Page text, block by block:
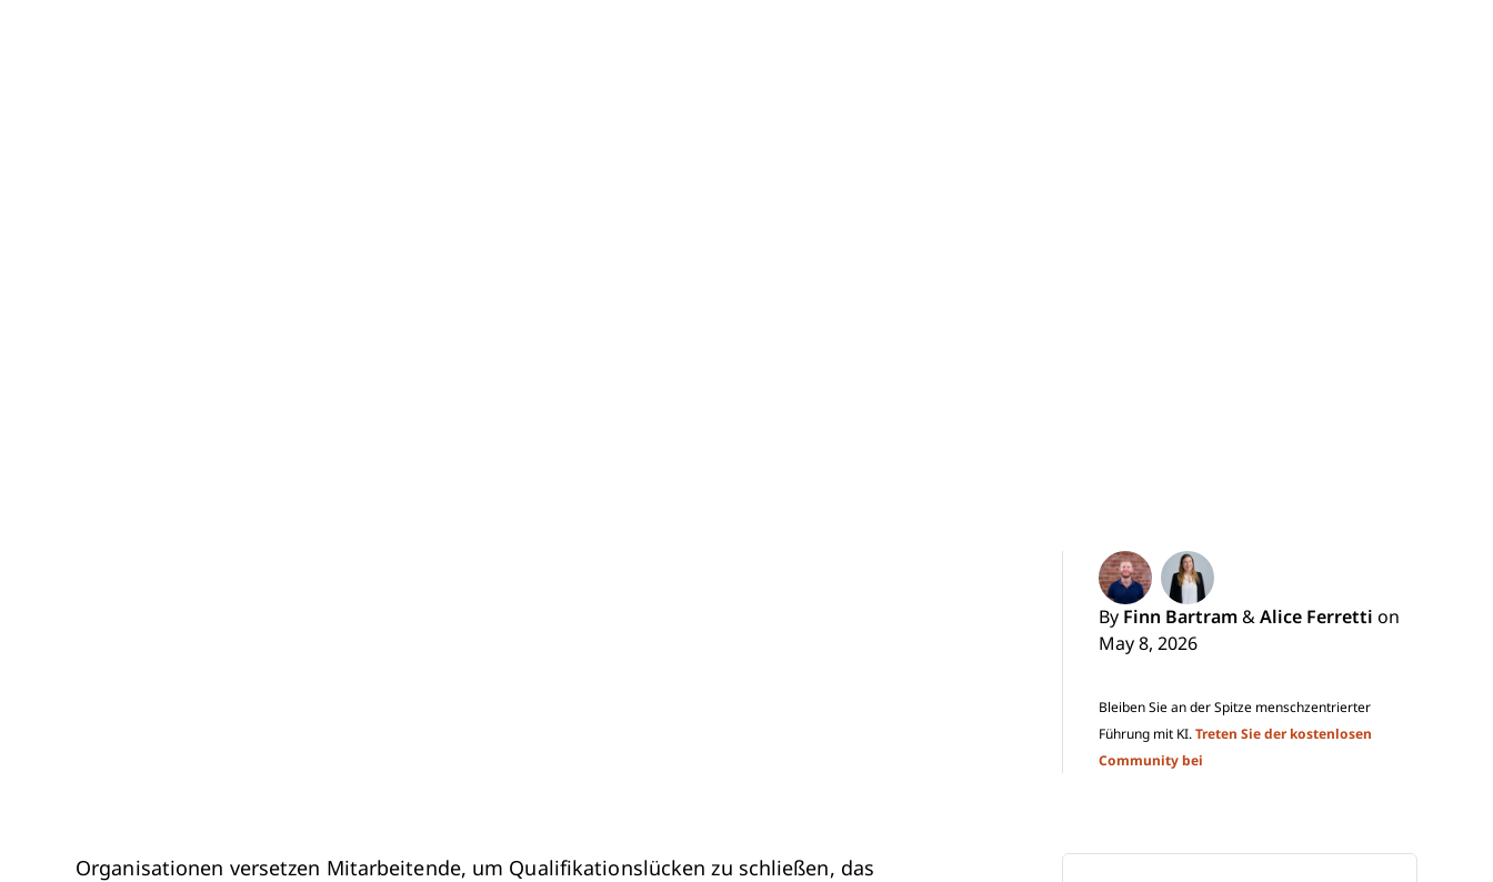
By Finn Bartram & Alice Ferretti on
May 8, 2026
Bleiben Sie an der Spitze menschzentrierter
Führung mit KI. Treten Sie der kostenlosen
Community bei
Organisationen versetzen Mitarbeitende, um Qualifikationslücken zu schließen, das